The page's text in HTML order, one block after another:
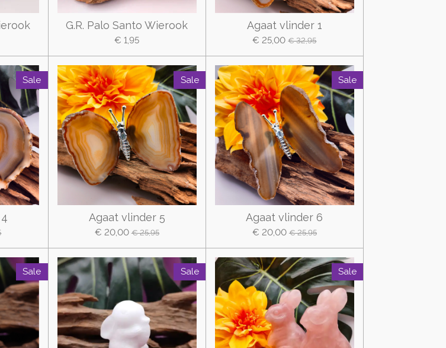
G.R. Palo Santo Wierook
€ 1,95
Agaat vlinder 1
€ 25,00 € 32,95
Sale Sale
Agaat vlinder 5
€ 20,00 € 25,95
Sale
Agaat vlinder 6
€ 20,00 € 25,95
Sale Sale Sale